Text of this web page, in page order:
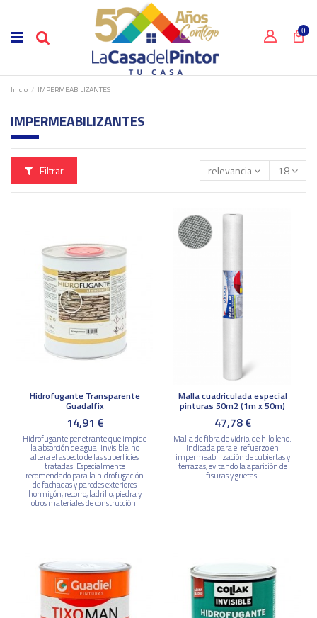
0
Inicio IMPERMEABILIZANTES
IMPERMEABILIZANTES
Filtrar relevancia 18
Hidrofugante Transparente
Guadalfix
14,91 €
Hidrofugante penetrante que impide
la absorción de agua. Invisible, no
altera el aspecto de las superficies
tratadas. Especialmente
recomendado para la hidrofugación
de fachadas y paredes exteriores
hormigón, recorro, ladrillo, piedra y
otros materiales de construcción.
Malla cuadriculada especial
pinturas 50m2 (1m x 50m)
47,78 €
Malla de fibra de vidrio, de hilo leno.
Indicada para el refuerzo en
impermeabilización de cubiertas y
terrazas, evitando la aparición de
fisuras y grietas.